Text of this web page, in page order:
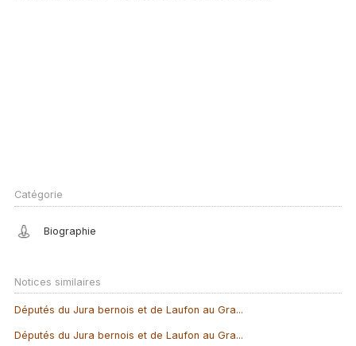
Catégorie
Biographie
Notices similaires
Députés du Jura bernois et de Laufon au Gra...
Députés du Jura bernois et de Laufon au Gra...